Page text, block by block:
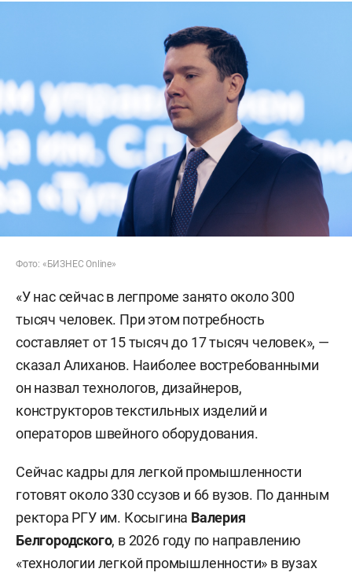
Фото: «БИЗНЕС Online»
«У нас сейчас в легпроме занято около 300
тысяч человек. При этом потребность
составляет от 15 тысяч до 17 тысяч человек», —
сказал Алиханов. Наиболее востребованными
он назвал технологов, дизайнеров,
конструкторов текстильных изделий и
операторов швейного оборудования.
Сейчас кадры для легкой промышленности
готовят около 330 ссузов и 66 вузов. По данным
ректора РГУ им. Косыгина Валерия
Белгородского, в 2026 году по направлению
«технологии легкой промышленности» в вузах